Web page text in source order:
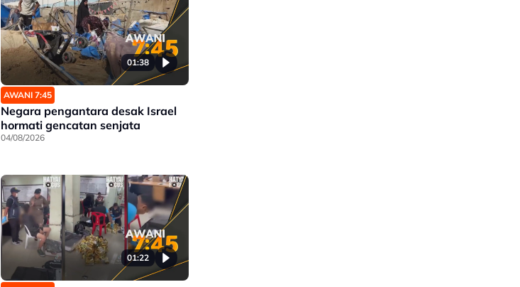
01:38
AWANI 7:45
Negara pengantara desak Israel
hormati gencatan senjata
04/08/2026
01:22